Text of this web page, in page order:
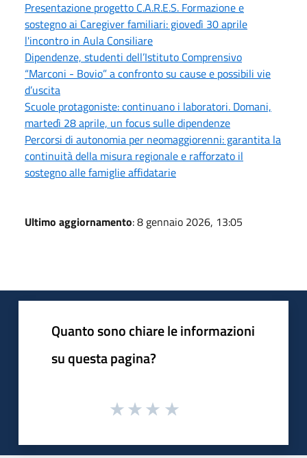
Presentazione progetto C.A.R.E.S. Formazione e
sostegno ai Caregiver familiari: giovedì 30 aprile
l'incontro in Aula Consiliare
Dipendenze, studenti dell’Istituto Comprensivo
“Marconi - Bovio” a confronto su cause e possibili vie
d’uscita
Scuole protagoniste: continuano i laboratori. Domani,
martedì 28 aprile, un focus sulle dipendenze
Percorsi di autonomia per neomaggiorenni: garantita la
continuità della misura regionale e rafforzato il
sostegno alle famiglie affidatarie
Ultimo aggiornamento: 8 gennaio 2026, 13:05
Quanto sono chiare le informazioni
su questa pagina?